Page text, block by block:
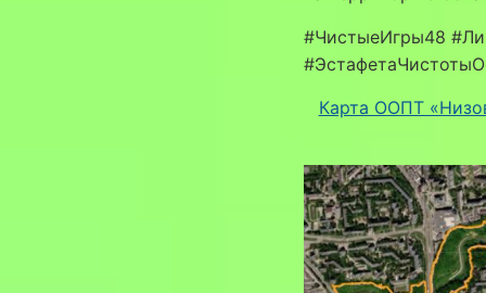
#ЧистыеИгры48
Карта ООПТ